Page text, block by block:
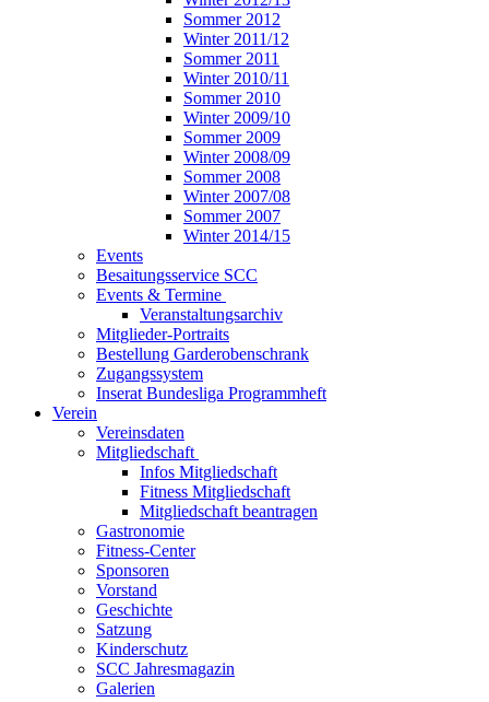
Sommer 2012
Winter 2011/12
Sommer 2011
Winter 2010/11
Sommer 2010
Winter 2009/10
Sommer 2009
Winter 2008/09
Sommer 2008
Winter 2007/08
Sommer 2007
Winter 2014/15
Events
Besaitungsservice SCC
Events & Termine
Veranstaltungsarchiv
Mitglieder-Portraits
Bestellung Garderobenschrank
Zugangssystem
Inserat Bundesliga Programmheft
Verein
Vereinsdaten
Mitgliedschaft
Infos Mitgliedschaft
Fitness Mitgliedschaft
Mitgliedschaft beantragen
Gastronomie
Fitness-Center
Sponsoren
Vorstand
Geschichte
Satzung
Kinderschutz
SCC Jahresmagazin
Galerien